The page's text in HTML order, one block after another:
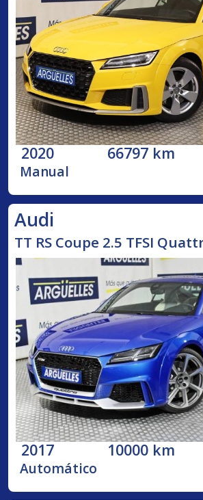
2020 66797 km
Manual
Audi
TT RS Coupe 2.5 TFSI
2017 10000 km
Automático